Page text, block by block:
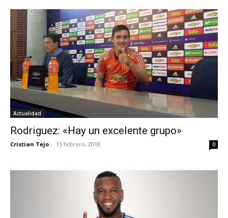
Actualidad
Rodriguez: «Hay un excelente grupo»
Cristian Tejo - 15 febrero, 2018 0